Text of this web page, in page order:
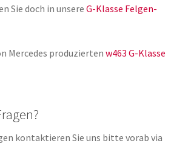
Sie doch in unsere G-Klasse Felgen-
Mercedes produzierten w463 G-Klasse
kontaktieren Sie uns bitte vorab via